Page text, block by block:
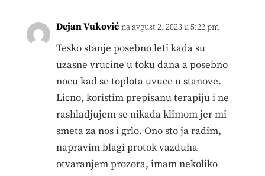
Dejan Vuković na avgust 2, 2023 u 5:22 pm
Tesko stanje posebno leti kada su
uzasne vrucine u toku dana a posebno
nocu kad se toplota uvuce u stanove.
Licno, koristim prepisanu terapiju i ne
rashladjujem se nikada klimom jer mi
smeta za nos i grlo. Ono sto ja radim,
napravim blagi protok vazduha
otvaranjem prozora, imam nekoliko